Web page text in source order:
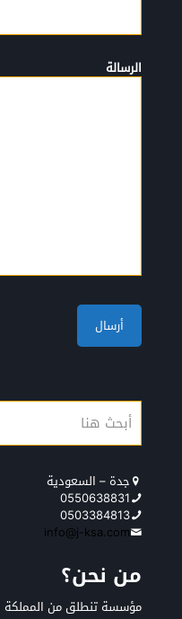
الرسالة
جدة – السعودية
0550638831
0503384813
info@j-ksa.com
من نحن؟
مؤسسة تنطلق من المملكة